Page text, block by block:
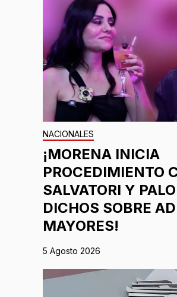
NACIONALES
¡MORENA INICIA
PROCEDIMIENTO
SALVATORI Y
DICHOS SOBRE
MAYORES!
5 Agosto 2026